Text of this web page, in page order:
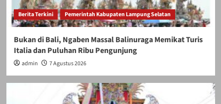
Berita Terkini Pemerintah Kabupaten Lampung Selatan
Bukan di Bali, Ngaben Massal Balinuraga Memikat Turis
Italia dan Puluhan Ribu Pengunjung
admin 7 Agustus 2026